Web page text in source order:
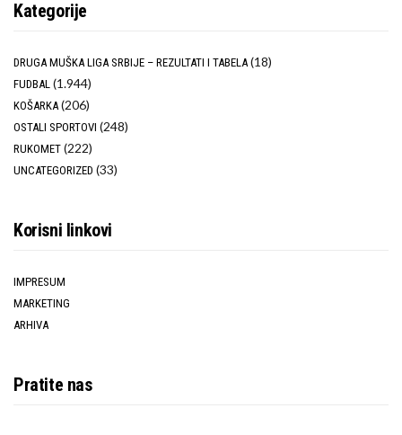
Kategorije
DRUGA MUŠKA LIGA SRBIJE – REZULTATI I TABELA (18)
FUDBAL (1.944)
KOŠARKA (206)
OSTALI SPORTOVI (248)
RUKOMET (222)
UNCATEGORIZED (33)
Korisni linkovi
IMPRESUM
MARKETING
ARHIVA
Pratite nas